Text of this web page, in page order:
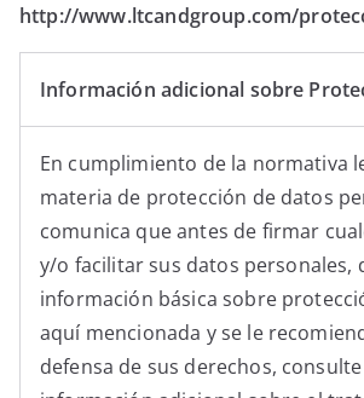
http://www.ltcandgroup.com/
Información adicional sobre
En cumplimiento de la normativa
materia de protección de datos
comunica que antes de firmar
y/o facilitar sus datos personales,
información básica sobre
aquí mencionada y se le
defensa de sus derechos,